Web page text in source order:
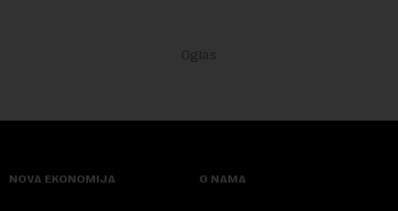
NOVA EKONOMIJA O NAMA